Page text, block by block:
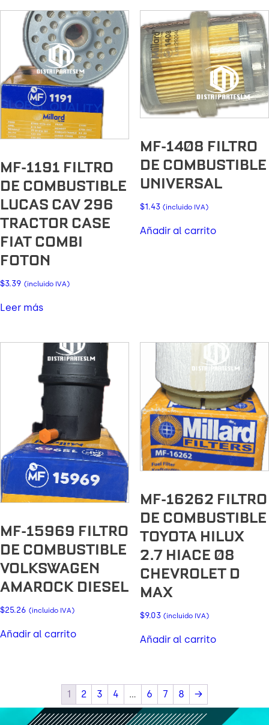
MF-1191 FILTRO
DE COMBUSTIBLE
LUCAS CAV 296
TRACTOR CASE
FIAT COMBI
FOTON
$3.39 (incluido IVA)
Leer más
MF-1408 FILTRO
DE COMBUSTIBLE
UNIVERSAL
$1.43 (incluido IVA)
Añadir al carrito
MF-15969 FILTRO
DE COMBUSTIBLE
VOLKSWAGEN
AMAROCK DIESEL
$25.26 (incluido IVA)
Añadir al carrito
MF-16262 FILTRO
DE COMBUSTIBLE
TOYOTA HILUX
2.7 HIACE 08
CHEVROLET D
MAX
$9.03 (incluido IVA)
Añadir al carrito
1 2 3 4 … 6 7 8 →